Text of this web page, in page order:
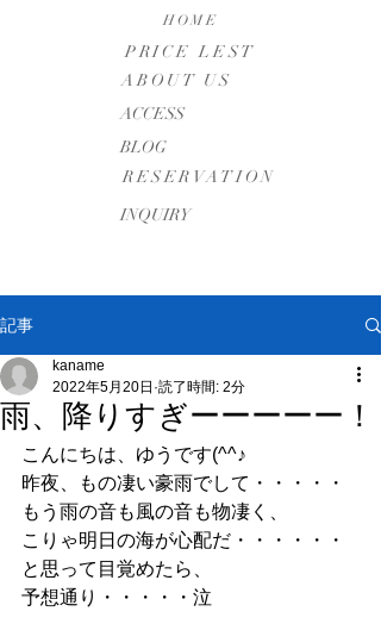
HOME
PRICE LEST
ABOUT US
​ACCESS
BLOG
RESERVATION
INQUIRY
記事
雨、降りすぎーーーーー！
kaname
2022年5月20日 読了時間: 2分
こんにちは、ゆうです(^^♪
昨夜、もの凄い豪雨でして・・・・・
もう雨の音も風の音も物凄く、
こりゃ明日の海が心配だ・・・・・・
と思って目覚めたら、
予想通り・・・・・泣